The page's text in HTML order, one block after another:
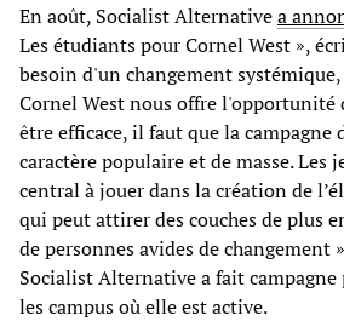
En août, Socialist Alternativea
Les étudiants pour Cornel West »,
besoin d'un changement
Cornel West nous offre
être efficace, il faut que la campagne
caractère populaire et de masse. Les
central à jouer dans la création de
qui peut attirer des couches de plus
de personnes avides de changement
Socialist Alternative a fait campagne
les campus où elle est active.